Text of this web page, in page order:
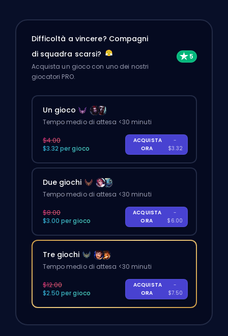
Difficoltà a vincere? Compagni
di squadra scarsi?
Acquista un gioco con uno dei nostri
giocatori PRO.
Un gioco
Tempo medio di attesa <30 minuti
$4.00
$3.32 per gioco
ACQUISTA
ORA
-
$3.32
Due giochi
Tempo medio di attesa <30 minuti
$8.00
$3.00 per gioco
ACQUISTA
ORA
-
$6.00
Tre giochi
Tempo medio di attesa <30 minuti
$12.00
$2.50 per gioco
ACQUISTA
ORA
-
$7.50